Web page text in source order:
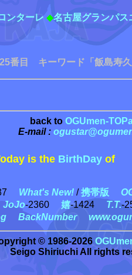
ンターレ ◆名古屋グランパス
番目 キーワード「飯島寿
back to OGUmen-
E-mail :
is the BirthDay of
What's New!/携帯版
JoJo-2360 嬉-1424 T.T.-
BackNumber
© 1986-2026
Seigo Shiriuchi All rights